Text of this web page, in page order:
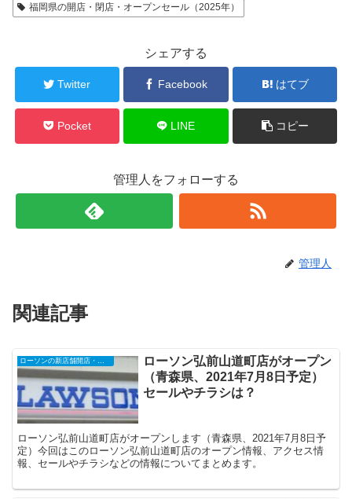
福岡県の開店・閉店・オープンセール（2025年）
シェアする
Twitter Facebook はてブ
Pocket LINE コピー
管理人をフォローする
管理人
関連記事
ローソン弘前山道町店がオープン
（青森県、2021年7月8日予定）
セールやチラシは？
ローソン弘前山道町店がオープンします（青森県、2021年7月8日予
定）今回はこのローソン弘前山道町店のオープン情報、アクセス情
報、セールやチラシなどの情報についてまとめます。